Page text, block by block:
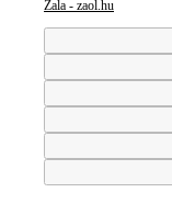
Zala - zaol.hu